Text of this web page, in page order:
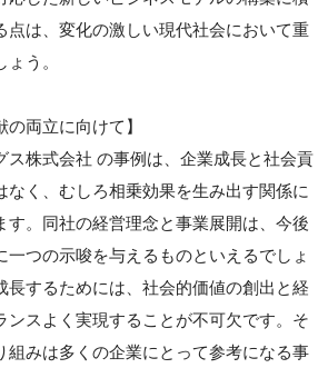
点は、変化の激しい現代社会において重
う。
の両立に向けて】
ス株式会社 の事例は、企業成長と社会貢
なく、むしろ相乗効果を生み出す関係に
す。同社の経営理念と事業展開は、今後
一つの示唆を与えるものといえるでしょ
長するためには、社会的価値の創出と経
ンスよく実現することが不可欠です。そ
組みは多くの企業にとって参考になる事